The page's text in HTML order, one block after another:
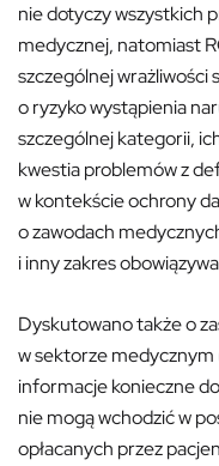
nie dotyczy wszystkich
medycznej, natomiast
szczególnej
o ryzyko wystąpienia
szczególnej kategorii,
kwestia problemów z
w kontekście ochrony
o zawodach
i inny zakres
Dyskutowano także o
w sektorze medycznym
informacje konieczne
nie mogą wchodzić w
opłacanych przez